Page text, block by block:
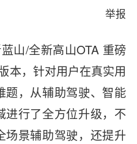
举报
山/全新高山OTA 重磅
本，针对用户在真实用
题，从辅助驾驶、智能
进行了全方位升级，不
场景辅助驾驶，还提升